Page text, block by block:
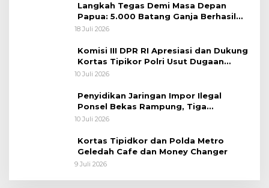
Langkah Tegas Demi Masa Depan
Papua: 5.000 Batang Ganja Berhasil
Diungkap Koops TNI Habema
18 Juli 2026
Komisi III DPR RI Apresiasi dan Dukung
Kortas Tipikor Polri Usut Dugaan
Korupsi Batu Bara
10 Juli 2026
Penyidikan Jaringan Impor Ilegal
Ponsel Bekas Rampung, Tiga
Tersangka Sudah P-21 dan Satu Buron
10 Juli 2026
Kortas Tipidkor dan Polda Metro
Geledah Cafe dan Money Changer
9 Juli 2026